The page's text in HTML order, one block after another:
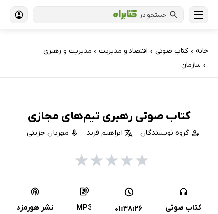
جستجو در
خانه › کتاب‌ صوتی › اقتصاد و مدیریت › مدیریت و رهبری
› سازمان
کتاب صوتی رهبری تیم‌های مجازی
گروه نویسندگان ابراهیم فربد مهربان جزینی
★
★
★
★
★
کتاب صوتی 01:38:26
MP3 نشر هورمزد